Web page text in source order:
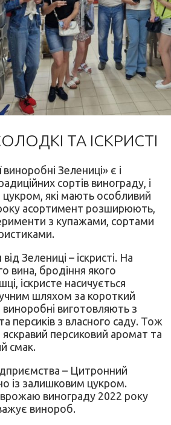
ТА ІСКРИСТІ
виноробні Зелениці» є і
сортів винограду, і
які мають особливий
асортимент розширюють,
з купажами, сортами
Зелениці – іскристі. На
вина, бродіння якого
іскристе насичується
шляхом за короткий
виноробні виготовляють з
персиків з власного саду. Тож
персиковий аромат та
смак.
– Цитронний
із залишковим цукром.
винограду 2022 року
винороб.